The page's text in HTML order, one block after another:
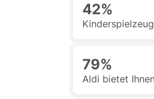
42%
79%
Aldi bietet